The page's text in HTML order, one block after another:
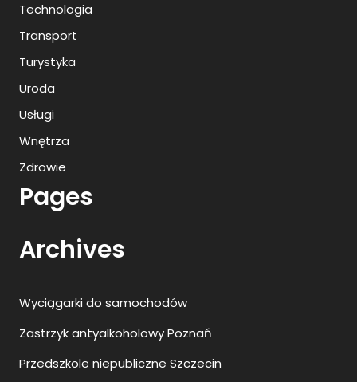
Technologia
Transport
Turystyka
Uroda
Usługi
Wnętrza
Zdrowie
Pages
Archives
Wyciągarki do samochodów
Zastrzyk antyalkoholowy Poznań
Przedszkole niepubliczne Szczecin